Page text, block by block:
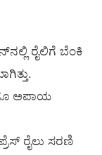
ರೈಲಿಗೆ ಬೆಂಕಿ
ಅಪಾಯ
ರೈಲು ಸರಣಿ